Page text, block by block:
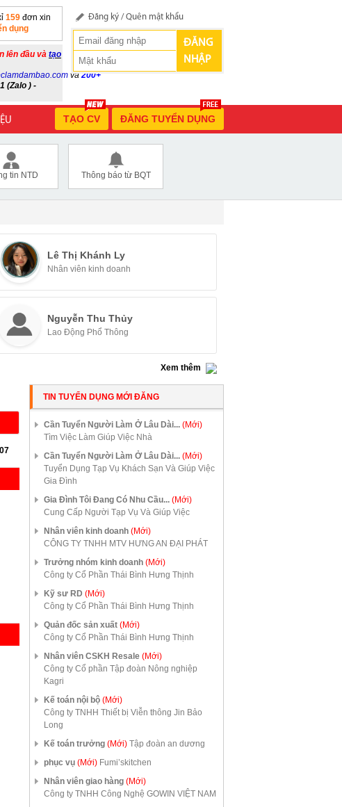
159 đơn xin
dụng
lên đầu và tạo
và 200+
(Zalo ) -
Đăng ký /Quên mật khẩu
ĐĂNG
NHẬP
ĐĂNG TUYỂN DỤNG
TẠO CV
tin NTD Thông báo từ BQT
Lê Thị Khánh Ly
Nhân viên kinh doanh
Nguyễn Thu Thủy
Lao Động Phổ Thông
Xem thêm
TIN TUYỂN DỤNG MỚI ĐĂNG
Cần Tuyển Người Làm Ở Lâu Dài... (Mới)
Tìm Việc Làm Giúp Việc Nhà
Cần Tuyển Người Làm Ở Lâu Dài... (Mới)
Tuyển Dụng Tạp Vụ Khách Sạn Và Giúp Việc
Gia Đình
Gia Đình Tôi Đang Có Nhu Cầu... (Mới)
Cung Cấp Người Tạp Vụ Và Giúp Việc
Nhân viên kinh doanh (Mới)
CÔNG TY TNHH MTV HƯNG AN ĐẠI PHÁT
Trưởng nhóm kinh doanh (Mới)
Công ty Cổ Phần Thái Bình Hưng Thịnh
Kỹ sư RD (Mới)
Công ty Cổ Phần Thái Bình Hưng Thịnh
Quản đốc sản xuất (Mới)
Công ty Cổ Phần Thái Bình Hưng Thịnh
Nhân viên CSKH Resale (Mới)
Công ty Cổ phần Tập đoàn Nông nghiệp
Kagri
Kế toán nội bộ (Mới)
Công ty TNHH Thiết bị Viễn thông Jin Bảo
Long
Kế toán trưởng (Mới) Tập đoàn an dương
phục vụ (Mới) Fumi’skitchen
Nhân viên giao hàng (Mới)
Công ty TNHH Công Nghệ GOWIN VIỆT NAM